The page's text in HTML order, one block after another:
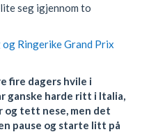
seg igjennom to
Ringerike Grand Prix
fire dagers hvile i
ganske harde ritt i Italia,
og tett nese, men det
pause og starte litt på